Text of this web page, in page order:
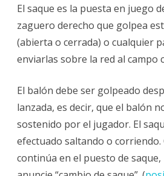
El saque es la puesta en juego
zaguero derecho que golpea
(abierta o cerrada) o cualquier
enviarlas sobre la red al campo
El balón debe ser golpeado
lanzada, es decir, que el balón
sostenido por el jugador. El
efectuado saltando o corriendo.
continúa en el puesto de saque,